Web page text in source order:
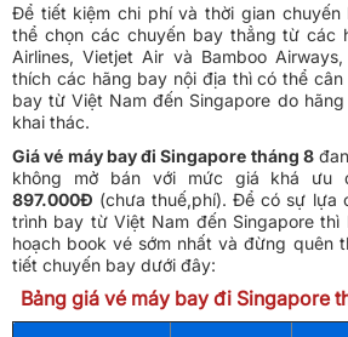
Để tiết kiệm chi phí và thời gian chuyến
thể chọn các chuyến bay thẳng từ các
Airlines, Vietjet Air và Bamboo
thích các hãng bay nội địa thì có thể
bay từ Việt Nam đến Singapore do
khai thác.
Giá vé máy bay đi Singapore tháng 8
không mở bán với mức giá khá ưu
897.000Đ (chưa thuế,phí). Để có sự lựa
trình bay từ Việt Nam đến Singapore thì
hoạch book vé sớm nhất và đừng quên
tiết chuyến bay dưới đây:
Bảng giá vé máy bay đi Singapore